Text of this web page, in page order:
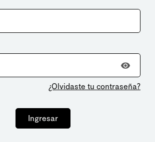
¿Olvidaste tu contraseña?
Ingresar